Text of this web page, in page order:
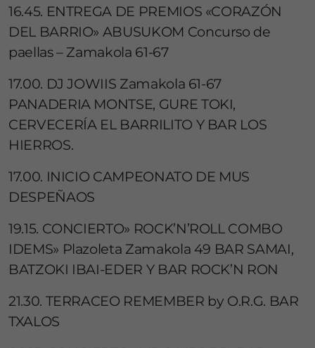
16.45. ENTREGA DE PREMIOS «CORAZÓN
DEL BARRIO» ABUSUKOM Concurso de
paellas – Zamakola 61-67
17.00. DJ JOWIIS Zamakola 61-67
PANADERIA MONTSE, GURE TOKI,
CERVECERÍA EL BARRILITO Y BAR LOS
HIERROS.
17.00. INICIO CAMPEONATO DE MUS
DESPEÑAOS
19.15. CONCIERTO» ROCK’N’ROLL COMBO
IDEMS» Plazoleta Zamakola 49 BAR SAMAI,
BATZOKI IBAI-EDER Y BAR ROCK’N RON
21.30. TERRACEO REMEMBER by O.R.G. BAR
TXALOS